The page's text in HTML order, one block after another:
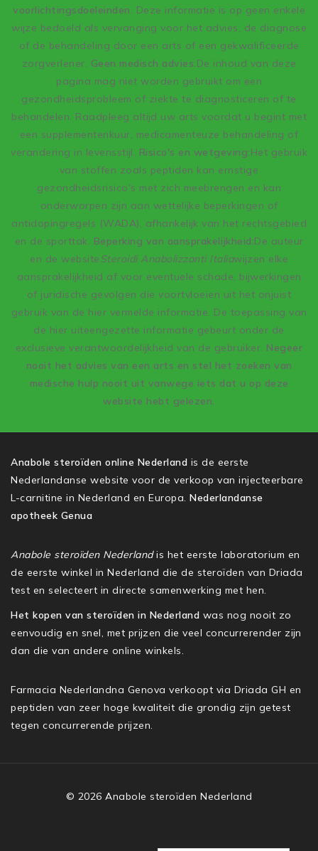
voorlichtingsdoeleinden. Deze informatie is op geen enkele
wijze bedoeld als vervanging voor het advies, de diagnose
of de behandeling door een arts of een gekwalificeerde
zorgverlener. Geen medisch advies:De inhoud van deze
pagina mag niet worden gebruikt om een
gezondheidsprobleem of ziekte te diagnosticeren of te
behandelen. Raadpleeg altijd uw arts voordat u begint met
een supplementenkuur, medicamenteuze behandeling of
verandering in levensstijl. Risico's en wetgeving:Het gebruik
van stoffen zoals peptiden kan ernstige
gezondheidsrisico's met zich meebrengen en kan
onderworpen zijn aan wettelijke beperkingen of
antidopingregels (WADA), afhankelijk van het rechtsgebied
en de sporttak. Beperking van aansprakelijkheid:De auteur
en de websiteSteroidi Anabolizzanti Italiawijzen elke
aansprakelijkheid af voor eventuele schade, bijwerkingen
of juridische gevolgen die voortvloeien uit het onjuist
gebruik van de hier vermelde informatie. De toepassing van
de hier uiteengezette informatie gebeurt onder de
exclusieve verantwoordelijkheid van de gebruiker. Negeer
nooit het advies van een arts en stel het zoeken van
medische hulp nooit uit vanwege iets dat u op deze
website hebt gelezen.
Anabole steroïden online Nederland is de eerste
Nederlandanse website voor de verkoop van injecteerbare
L-carnitine in Nederland en Europa. Nederlandanse
apotheek Genua
Anabole steroïden Nederlandis het eerste laboratorium en
de eerste winkel in Nederland die de steroïden van Driada
test en selecteert in directe samenwerking met hen.
Het kopen van steroïden in Nederland was nog nooit zo
eenvoudig en snel, met prijzen die veel concurrerender zijn
dan die van andere online winkels.
Farmacia Nederlandna Genova verkoopt via Driada GH en
peptiden van zeer hoge kwaliteit die grondig zijn getest
tegen concurrerende prijzen.
© 2026 Anabole steroïden Nederland